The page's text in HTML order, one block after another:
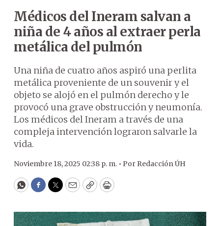
Médicos del Ineram salvan a
niña de 4 años al extraer perla
metálica del pulmón
Una niña de cuatro años aspiró una perlita
metálica proveniente de un souvenir y el
objeto se alojó en el pulmón derecho y le
provocó una grave obstrucción y neumonía.
Los médicos del Ineram a través de una
compleja intervención lograron salvarle la
vida.
Noviembre 18, 2025 02:38 p. m. • Por Redacción ÚH
WhatsApp
Facebook
Twitter
EmailCopyPrint